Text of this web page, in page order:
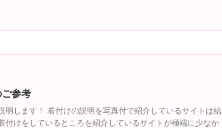
参考
明します！ 着付けの説明を写真付で紹介しているサイトは結
付けをしているところを紹介しているサイトが極端に少なか